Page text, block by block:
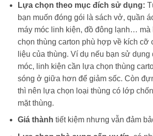
Lựa chọn theo mục đích sử dụng:
bạn muốn đóng gói là sách vở, quần
máy móc linh kiện, đồ đông lạnh… mà
chọn thùng carton phù hợp về kích cỡ
liệu của thùng. Ví dụ nếu bạn sử
móc, linh kiện cần lựa chọn thùng
sóng ở giữa hơn để giảm sốc. Còn
thì nên lựa chọn loại thùng có lớp
mặt thùng.
Giá thành tiết kiệm nhưng vẫn đảm